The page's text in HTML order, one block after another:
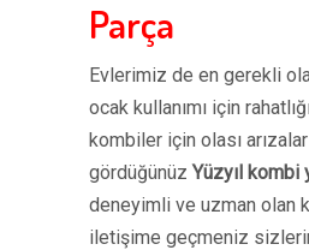
Parça
Evlerimiz de en gerekli
ocak kullanımı için
kombiler için olası
gördüğünüzYüzyıl kombi
deneyimli ve uzman olan
iletişime geçmeniz